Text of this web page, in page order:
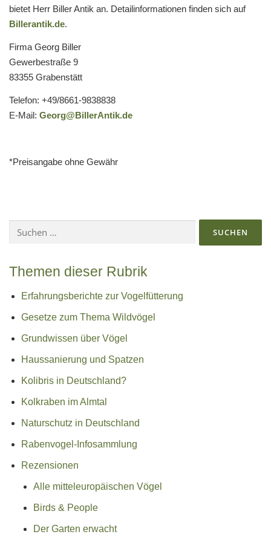
bietet Herr Biller Antik an. Detailinformationen finden sich auf
Billerantik.de.
Firma Georg Biller
Gewerbestraße 9
83355 Grabenstätt
Telefon: +49/8661-9838838
E-Mail: Georg@BillerAntik.de
*Preisangabe ohne Gewähr
nach:
Themen dieser Rubrik
Erfahrungsberichte zur Vogelfütterung
Gesetze zum Thema Wildvögel
Grundwissen über Vögel
Haussanierung und Spatzen
Kolibris in Deutschland?
Kolkraben im Almtal
Naturschutz in Deutschland
Rabenvogel-Infosammlung
Rezensionen
Alle mitteleuropäischen Vögel
Birds & People
Der Garten erwacht